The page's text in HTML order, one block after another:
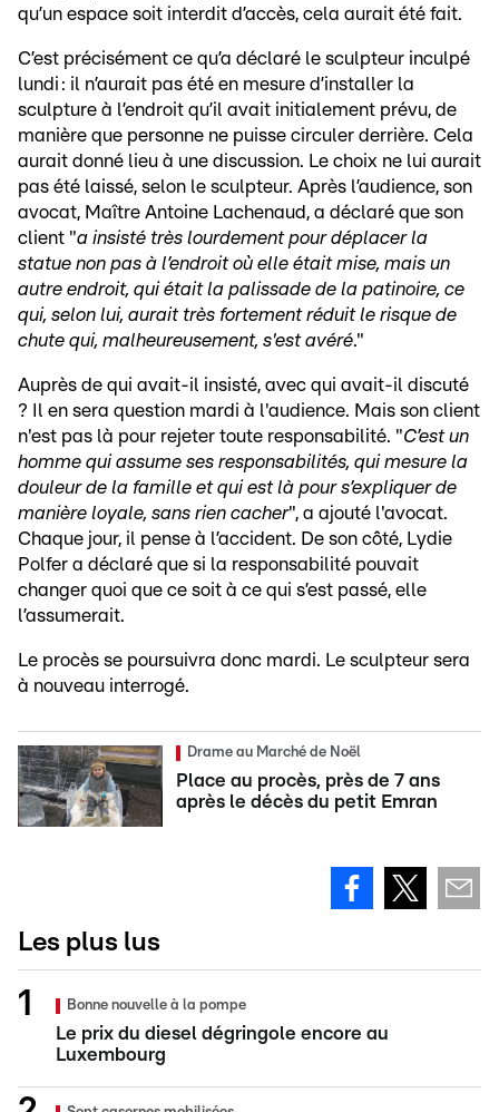
qu’un espace soit interdit d’accès, cela aurait été fait.
C’est précisément ce qu’a déclaré le sculpteur inculpé
lundi : il n’aurait pas été en mesure d’installer la
sculpture à l’endroit qu’il avait initialement prévu, de
manière que personne ne puisse circuler derrière. Cela
aurait donné lieu à une discussion. Le choix ne lui aurait
pas été laissé, selon le sculpteur. Après l’audience, son
avocat, Maître Antoine Lachenaud, a déclaré que son
client "a insisté très lourdement pour déplacer la
statue non pas à l’endroit où elle était mise, mais un
autre endroit, qui était la palissade de la patinoire, ce
qui, selon lui, aurait très fortement réduit le risque de
chute qui, malheureusement, s'est avéré."
Auprès de qui avait-il insisté, avec qui avait-il discuté
? Il en sera question mardi à l'audience. Mais son client
n'est pas là pour rejeter toute responsabilité. "C’est un
homme qui assume ses responsabilités, qui mesure la
douleur de la famille et qui est là pour s’expliquer de
manière loyale, sans rien cacher", a ajouté l'avocat.
Chaque jour, il pense à l’accident. De son côté, Lydie
Polfer a déclaré que si la responsabilité pouvait
changer quoi que ce soit à ce qui s’est passé, elle
l’assumerait.
Le procès se poursuivra donc mardi. Le sculpteur sera
à nouveau interrogé.
Drame au Marché de Noël
Place au procès, près de 7 ans
après le décès du petit Emran
Les plus lus
Bonne nouvelle à la pompe
Le prix du diesel dégringole encore au
Luxembourg